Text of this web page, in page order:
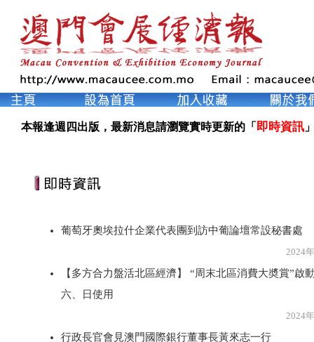
本報逢週四出版，最新消息請瀏覽實時更新的「 即時資訊
葡萄牙奧埃拉什企業代表團到訪中葡論壇常設秘書處
2024年3月21
【多方合力盤活北區經濟】 “周末北區消費大奬賞”啟
六、日使用
2024年3月21
行政長官會見澳門國際銀行董事長黃來志一行